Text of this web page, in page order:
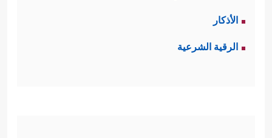
الأذكار
الرقية الشرعية